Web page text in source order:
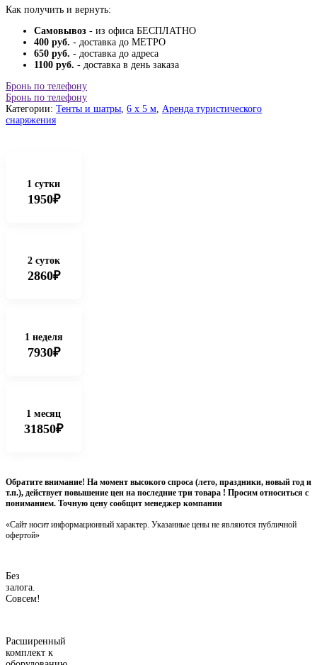
Как получить и вернуть:
Самовывоз - из офиса БЕСПЛАТНО
400 руб. - доставка до МЕТРО
650 руб. - доставка до адреса
1100 руб. - доставка в день заказа
Бронь по телефону
Бронь по телефону
Категории: Тенты и шатры, 6 x 5 м, Аренда туристического
снаряжения
1 сутки
1950₽
2 суток
2860₽
1 неделя
7930₽
1 месяц
31850₽
Обратите внимание! На момент высокого спроса (лето, праздники, новый год и
т.п.), действует повышение цен на последние три товара ! Просим относиться с
пониманием. Точную цену сообщит менеджер компании
«Сайт носит информационный характер. Указанные цены не являются публичной
офертой»
Без
залога.
Совсем!
Расширенный
комплект к